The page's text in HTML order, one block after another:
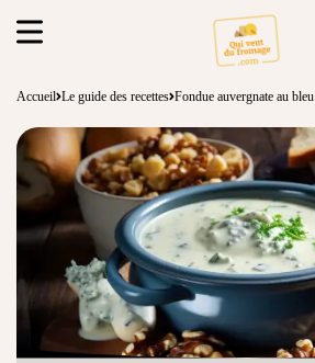
Accueil Le guide des recettes Fondue auvergnate au bleu